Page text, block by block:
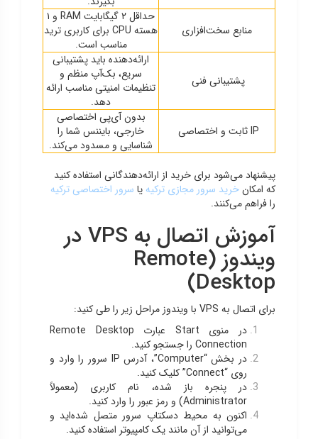
منابع سخت‌افزاری
حداقل ۲ گیگابایت RAM و ۱
هسته CPU برای کاربری ترید
مناسب است.
پشتیبانی فنی
ارائه‌دهنده باید پشتیبانی
سریع، بک‌آپ منظم و
تنظیمات امنیتی مناسب ارائه
دهد.
IP ثابت و اختصاصی
بدون آی‌پی اختصاصی
خارجی، بایننس شما را
شناسایی و مسدود می‌کند.
پیشنهاد می‌شود برای خرید از ارائه‌دهندگانی استفاده کنید
که امکانخرید سرور مجازی ترکیه یا سرور اختصاصی ترکیه
را فراهم می‌کنند.
آموزش اتصال به VPS در
ویندوز (Remote
Desktop)
برای اتصال به VPS با ویندوز مراحل زیر را طی کنید:
در منوی Start عبارت Remote Desktop
Connection را جستجو کنید.
در بخش “Computer”، آدرس IP سرور را وارد و
روی “Connect” کلیک کنید.
در پنجره باز شده، نام کاربری (معمولاً
Administrator) و رمز عبور را وارد کنید.
اکنون به محیط دسکتاپ سرور متصل شده‌اید و
می‌توانید از آن مانند یک کامپیوتر استفاده کنید.